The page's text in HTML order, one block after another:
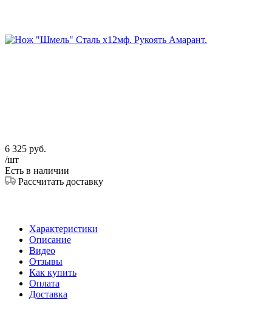
6 325 руб.
/шт
Есть в наличии
Рассчитать доставку
Характеристики
Описание
Видео
Отзывы
Как купить
Оплата
Доставка